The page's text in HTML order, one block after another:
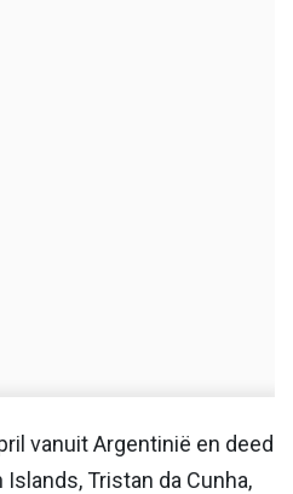
vanuit Argentinië en deed
Tristan da Cunha,